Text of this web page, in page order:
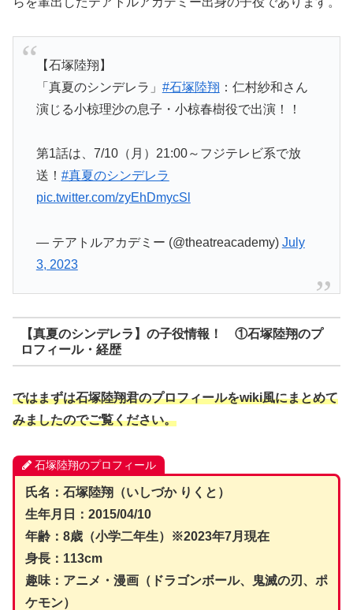
【石塚陸翔】
「真夏のシンデレラ」 #石塚陸翔 ：仁村紗和さん
演じる小椋理沙の息子・小椋春樹役で出演！！
第1話は、7/10（月）21:00～フジテレビ系で放
送！ #真夏のシンデレラ
pic.twitter.com/zyEhDmycSl
— テアトルアカデミー (@theatreacademy) July
3, 2023
【真夏のシンデレラ】の子役情報！ ①石塚陸翔のプ
ロフィール・経歴
ではまずは石塚陸翔君のプロフィールをwiki風にまとめて
みましたのでご覧ください。
石塚陸翔のプロフィール
氏名：石塚陸翔（いしづか りくと）
生年月日：2015/04/10
年齢：8歳（小学二年生）※2023年7月現在
身長：113cm
趣味：アニメ・漫画（ドラゴンボール、鬼滅の刃、ポ
ケモン）